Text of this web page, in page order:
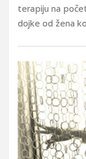
terapiju na
dojke od žena